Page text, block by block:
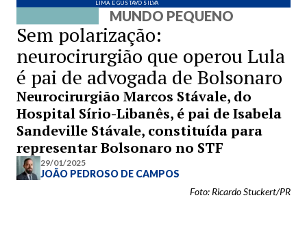
LIMA E GUSTAVO SILVA
MUNDO PEQUENO
Sem polarização:
neurocirurgião que operou Lula
é pai de advogada de Bolsonaro
Neurocirurgião Marcos Stávale, do
Hospital Sírio-Libanês, é pai de Isabela
Sandeville Stávale, constituída para
representar Bolsonaro no STF
29/01/2025
JOÃO PEDROSO DE CAMPOS
Foto: Ricardo Stuckert/PR